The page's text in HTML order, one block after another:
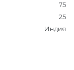
75
25
Индия